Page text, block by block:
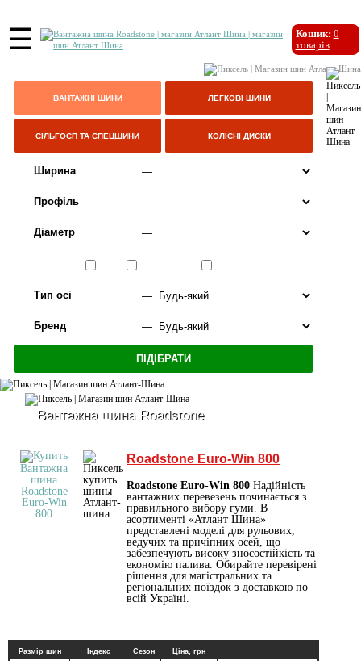
☰ Кошик: 0
товарів
ВАНТАЖНІ ШИНИ ЛЕГКОВІ ШИНИ
СІЛЬГОСП ТА СПЕЦШИНИ КОЛІСНІ ДИСКИ
Ширина
Профіль
Діаметр
Тип осі
Бренд
Вантажна шина Roadstone
Roadstone Euro-Win 800
Roadstone Euro-Win 800 Надійність
вантажних перевезень починається з
правильного вибору гуми. В
асортименті «Атлант Шина»
представлені моделі для рульових,
ведучих та причіпних осей, що
забезпечують високу зносостійкість та
економію палива. Обирайте перевірені
рішення для магістральних та
регіональних поїздок з доставкою по
всій Україні.
Размір шин Індекс Сезон Ціна, грн